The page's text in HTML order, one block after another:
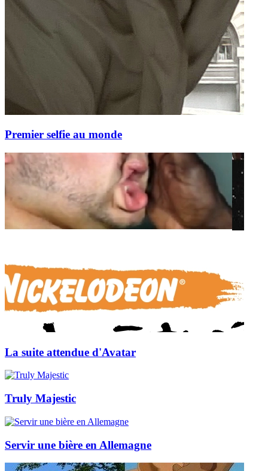
Premier selfie au monde
La suite attendue d'Avatar
Truly Majestic
Servir une bière en Allemagne